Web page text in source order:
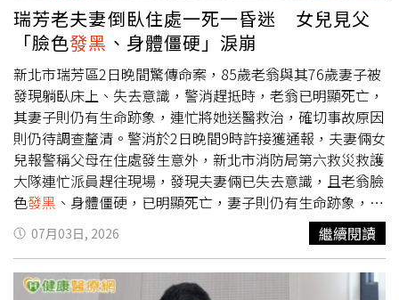
生爭執時，蔡男竟持剪刀刺傷女兒後頸，當時路人報警，女
兒一度住進加護病房治療，他曾多次勸女兒與蔡男分手。林
父表示，女兒出院後曾打電話報平安，表示要和朋友一起工
作，自己還叮嚀她好好照顧身體；然而此後一個多月便失去
聯繫，直到警方通知噩耗，才得知女兒已不幸身亡，希望檢
警徹查真相，還女兒一個公道。警方指出，現場查獲的海洛
因及依托咪酯均屬第一級毒品，混合施用的危險性及致死率
高於單一毒品，後續除持續追查毒品來源，也將配合檢方釐
清林女真正死因及全案案情。
瑞芳老夫妻倒臥住處一死一昏迷 女兒見父
「臉色發黑 、身體僵硬」淚崩
新北市瑞芳區2日晚間驚傳命案，85歲老翁與其76歲妻子被
發現躺臥床上、失去意識，警消趕抵時，老翁已明顯死亡，
其妻子則仍有生命跡象，連忙將她送醫救治，確切事故原因
則仍待調查釐清。警消於2日晚間9時許接獲通報，夫妻倆女
兒報警稱父母在住處發生意外，新北市消防局第六救災救護
大隊連忙派員趕往現場，發現夫妻倆已失去意識，且老翁臉
色發黑 、身體僵硬，已明顯死亡，妻子則仍有生命跡象，被
緊急送往長庚醫院救治。警方則封鎖現場，初步排除外力介
入，報案人目睹父親遺體當場崩潰、萬分悲慟，確切案發原
因仍待調查，警方已報請基隆地檢署相驗，全案還須進一步
釐清。
07月03日, 2026 繼續閱讀